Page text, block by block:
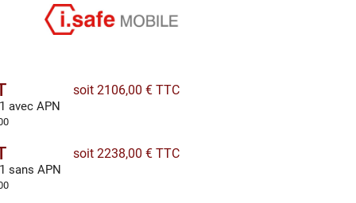
soit 2106,00 € TTC
avec APN
soit 2238,00 € TTC
sans APN